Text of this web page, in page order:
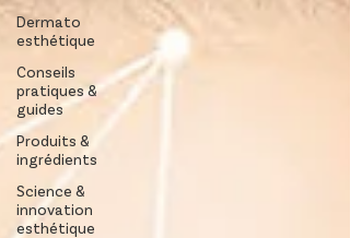
Dermato
esthétique
Conseils
pratiques &
guides
Produits &
ingrédients
Science &
innovation
esthétique